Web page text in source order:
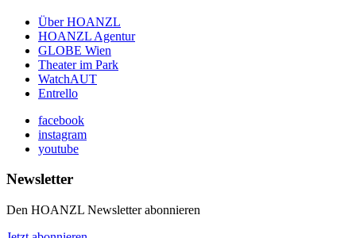
Über HOANZL
HOANZL Agentur
GLOBE Wien
Theater im Park
WatchAUT
Entrello
facebook
instagram
youtube
Newsletter
Den HOANZL Newsletter abonnieren